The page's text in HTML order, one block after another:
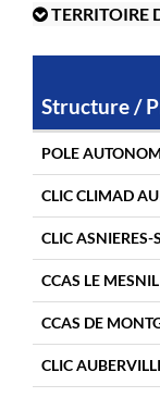
TERRITOIRE
Structure /
POLE
CLIC CLIMAD
CLIC ASNIERES-
CCAS LE
CCAS DE
CLIC